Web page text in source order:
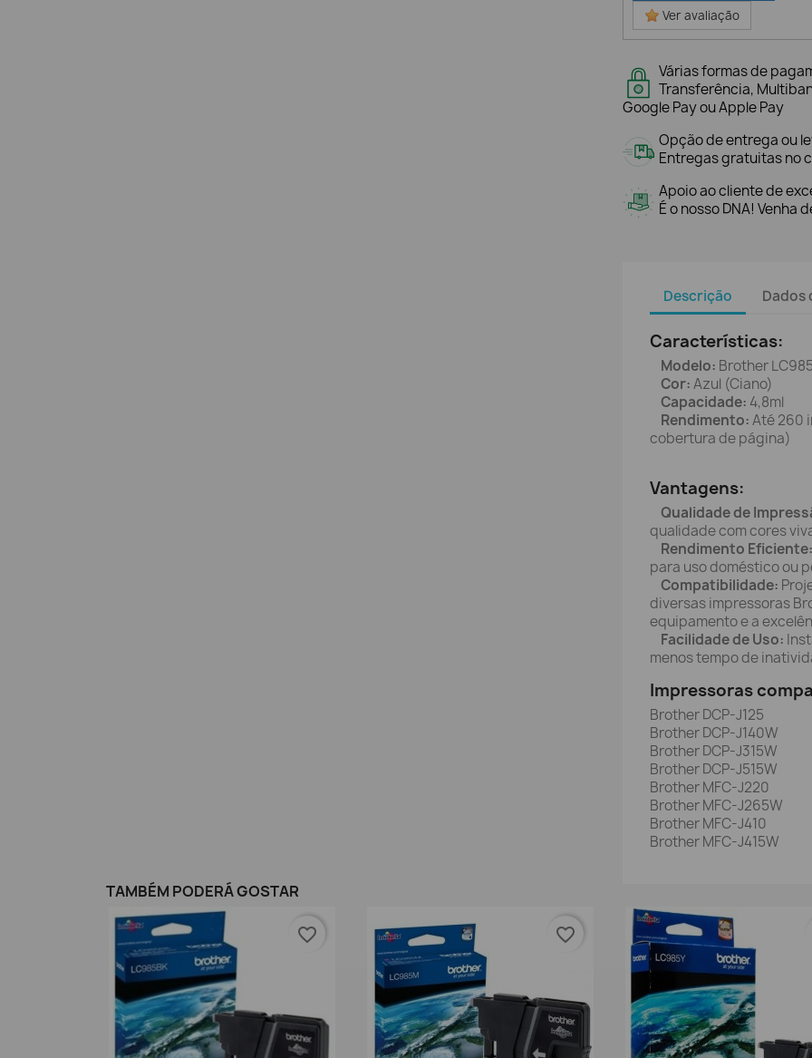
Ver avaliação
Várias formas de
Transferência,
Google Pay ou Apple Pay
Opção de entrega ou
Entregas gratuitas no
Apoio ao cliente de
É o nosso DNA! Venha
Descrição Dados
Características:
Modelo: Brother
Cor:Azul (Ciano)
Capacidade: 4,8ml
Rendimento:Até 260
cobertura de página)
Vantagens:
Qualidade de
qualidade com cores
Rendimento Eficiente:
para uso doméstico ou
Compatibilidade:
diversas impressoras
equipamento e a
Facilidade de Uso:
menos tempo de
Impressoras
Brother DCP-J125
Brother DCP-J140W
Brother DCP-J315W
Brother DCP-J515W
Brother MFC-J220
Brother MFC-J265W
Brother MFC-J410
Brother MFC-J415W
TAMBÉM PODERÁ GOSTAR
favorite_border favorite_border